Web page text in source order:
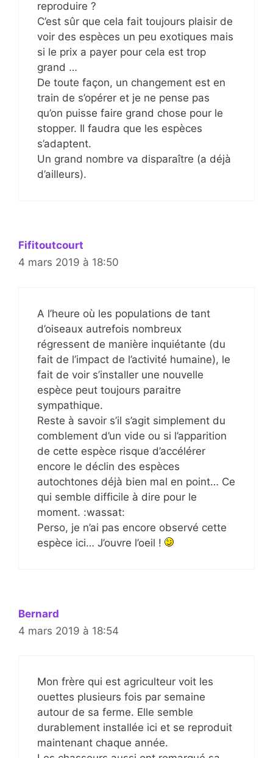
reproduire ?
C’est sûr que cela fait toujours plaisir de
voir des espèces un peu exotiques mais
si le prix a payer pour cela est trop
grand …
De toute façon, un changement est en
train de s’opérer et je ne pense pas
qu’on puisse faire grand chose pour le
stopper. Il faudra que les espèces
s’adaptent.
Un grand nombre va disparaître (a déjà
d’ailleurs).
Fifitoutcourt
4 mars 2019 à 18:50
A l’heure où les populations de tant
d’oiseaux autrefois nombreux
régressent de manière inquiétante (du
fait de l’impact de l’activité humaine), le
fait de voir s’installer une nouvelle
espèce peut toujours paraitre
sympathique.
Reste à savoir s’il s’agit simplement du
comblement d’un vide ou si l’apparition
de cette espèce risque d’accélérer
encore le déclin des espèces
autochtones déjà bien mal en point… Ce
qui semble difficile à dire pour le
moment. :wassat:
Perso, je n’ai pas encore observé cette
espèce ici… J’ouvre l’oeil !
Bernard
4 mars 2019 à 18:54
Mon frère qui est agriculteur voit les
ouettes plusieurs fois par semaine
autour de sa ferme. Elle semble
durablement installée ici et se reproduit
maintenant chaque année.